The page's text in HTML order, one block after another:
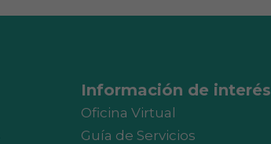
Información de interés
Oficina Virtual
Guía de Servicios